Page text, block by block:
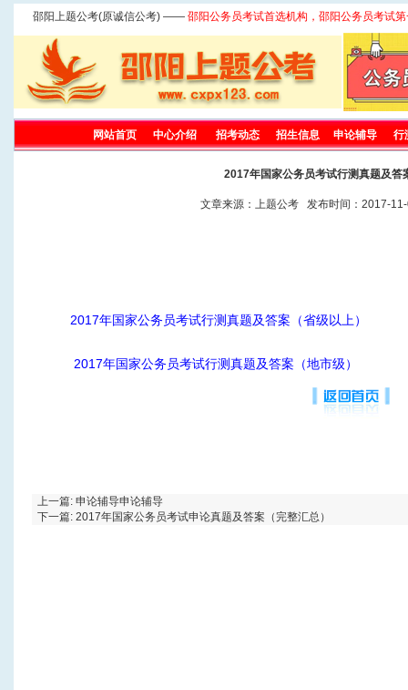
邵阳上题公考(原诚信公考) —— 邵阳公务员考试首选机构，邵阳公务员考试
网站首页 中心介绍 招考动态 招生信息 申论辅导 行
2017年国家公务员考试行测真题及答
文章来源：上题公考 发布时间：2017-
2017年国家公务员考试行测真题及答案（省级以上）
2017年国家公务员考试行测真题及答案（地市级）
上一篇: 申论辅导申论辅导
下一篇: 2017年国家公务员考试申论真题及答案（完整汇总）